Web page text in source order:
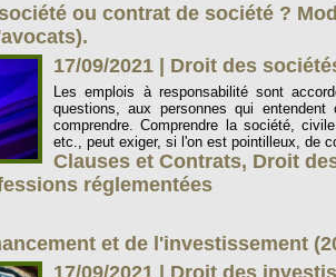
ou contrat de société ?
17/09/2021
Droit des
Les emplois à responsabilité sont
questions, aux personnes qui
comprendre. Comprendre la société,
etc., peut exiger, si l'on est pointilleux, de
Clauses et Contrats, Droit
réglementées
et de l'investissement